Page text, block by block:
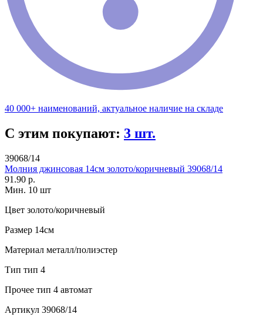
40 000+ наименований, актуальное наличие на складе
С этим покупают: 3 шт.
39068/14
Молния джинсовая 14см золото/коричневый 39068/14
91.90 р.
Мин. 10 шт
Цвет золото/коричневый
Размер 14см
Материал металл/полиэстер
Тип тип 4
Прочее тип 4 автомат
Артикул 39068/14